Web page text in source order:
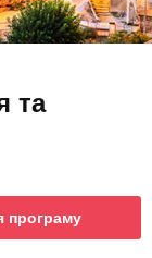
та
програму